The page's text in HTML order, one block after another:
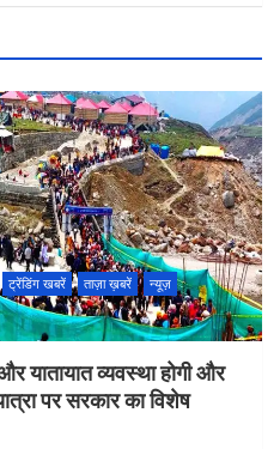
ट्रेंडिंग खबरें ताज़ा ख़बरें
न्यूज़
और यातायात व्यवस्था होगी और
पर सरकार का विशेष